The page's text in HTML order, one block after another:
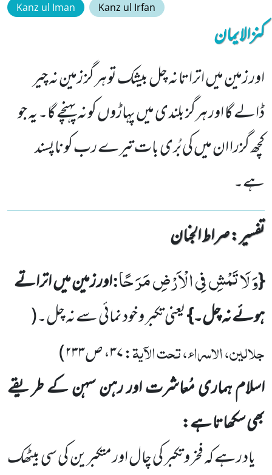
Kanz ul Iman Kanz ul Irfan
کنزالایمان
اور زمین میں اتراتا نہ چل بیشک تو ہر گز زمین نہ چیر
ڈالے گا اور ہرگز بلندی میں پہاڑوں کو نہ پہنچے گا۔ یہ جو
کچھ گزرا ان میں کی بُری بات تیرے رب کو ناپسند
ہے۔
تفسیر : ‎صراط الجنان
{وَ لَا تَمْشِ فِی الْاَرْضِ مَرَحًا:اور زمین میںاتراتے
ہوئے نہ چل۔}یعنی تکبر و خود نمائی سے نہ چل۔(
جلالین، الاسراء، تحت الآیۃ:۳۷، ص۲۳۳)
اسلام ہماری مُعاشرت اور رہن سہن کے طریقے
بھی سکھاتا ہے:
یاد رہے کہ فخر و تکبر کی چال اور متکبرین کی سی بیٹھک